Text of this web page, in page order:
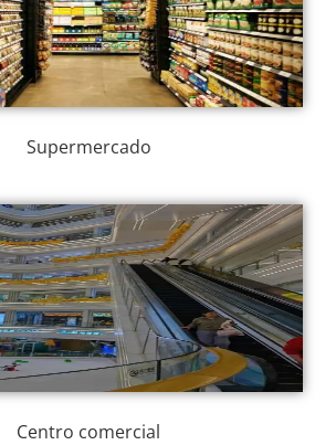
Supermercado
Centro comercial